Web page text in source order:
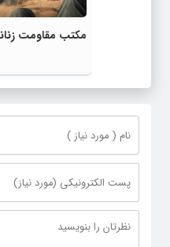
مکتب مقاومت